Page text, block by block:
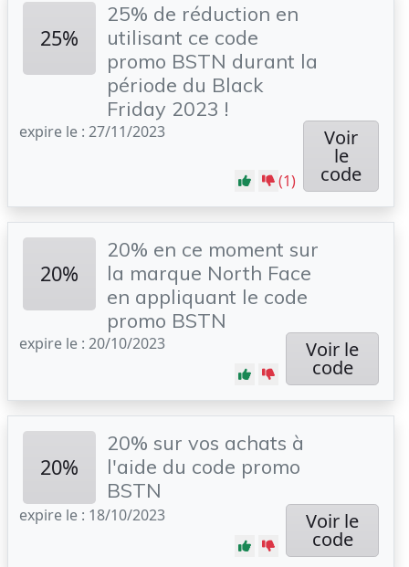
25%
25% de réduction en
utilisant ce code
promo BSTN durant la
période du Black
Friday 2023 !
expire le : 27/11/2023
(1)
Voir
le
code
20%
20% en ce moment sur
la marque North Face
en appliquant le code
promo BSTN
expire le : 20/10/2023 Voir le
code
20%
20% sur vos achats à
l'aide du code promo
BSTN
expire le : 18/10/2023 Voir le
code